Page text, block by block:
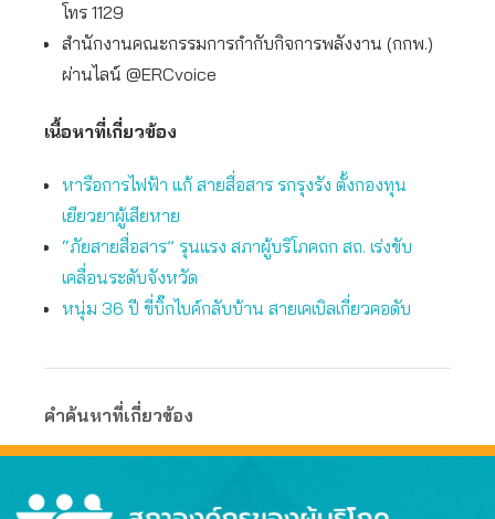
โทร 1129
สำนักงานคณะกรรมการกำกับกิจการพลังงาน (กกพ.)
ผ่านไลน์ @ERCvoice
เนื้อหาที่เกี่ยวข้อง
หารือการไฟฟ้า แก้ สายสื่อสาร รกรุงรัง ตั้งกองทุน
เยียวยาผู้เสียหาย
“ภัยสายสื่อสาร” รุนแรง สภาผู้บริโภคถก สถ. เร่งขับ
เคลื่อนระดับจังหวัด
หนุ่ม 36 ปี ขี่บิ๊กไบค์กลับบ้าน สายเคเบิลเกี่ยวคอดับ
คำค้นหาที่เกี่ยวข้อง